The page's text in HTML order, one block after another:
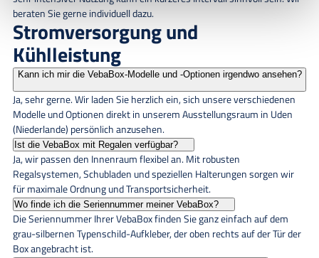
beraten Sie gerne individuell dazu.
Stromversorgung und
Kühlleistung
Kann ich mir die VebaBox-Modelle und -Optionen irgendwo ansehen?
Ja, sehr gerne. Wir laden Sie herzlich ein, sich unsere verschiedenen
Modelle und Optionen direkt in unserem Ausstellungsraum in Uden
(Niederlande) persönlich anzusehen.
Ist die VebaBox mit Regalen verfügbar?
Ja, wir passen den Innenraum flexibel an. Mit robusten
Regalsystemen, Schubladen und speziellen Halterungen sorgen wir
für maximale Ordnung und Transportsicherheit.
Wo finde ich die Seriennummer meiner VebaBox?
Die Seriennummer Ihrer VebaBox finden Sie ganz einfach auf dem
grau-silbernen Typenschild-Aufkleber, der oben rechts auf der Tür der
Box angebracht ist.